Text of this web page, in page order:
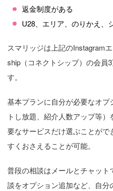
返金制度がある
U28、エリア、のりかえ、
スマリッジは上記のInstagram
ship（コネクトシップ）の会員
す。
基本プランに自分が必要なオ
トし放題、紹介人数アップ等
要なサービスだけ選ぶことが
すくおさえることが可能。
普段の相談はメールとチャッ
談をオプション追加など、自